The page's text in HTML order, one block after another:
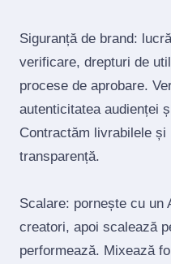
Siguranță de brand:
verificare, drepturi de
procese de aprobare.
autenticitatea audienței
Contractăm livrabilele și
transparență.
Scalare: pornește cu un
creatori, apoi scalează
performează. Mixează